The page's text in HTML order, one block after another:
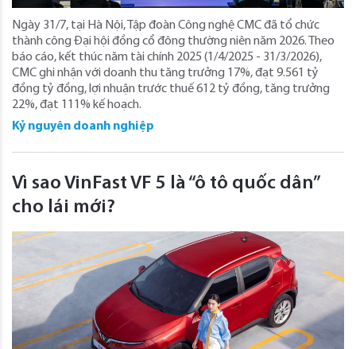
Ngày 31/7, tại Hà Nội, Tập đoàn Công nghệ CMC đã tổ chức
thành công Đại hội đồng cổ đông thường niên năm 2026. Theo
báo cáo, kết thúc năm tài chính 2025 (1/4/2025 - 31/3/2026),
CMC ghi nhận với doanh thu tăng trưởng 17%, đạt 9.561 tỷ
đồng tỷ đồng, lợi nhuận trước thuế 612 tỷ đồng, tăng trưởng
22%, đạt 111% kế hoạch.
Kỷ nguyên doanh nghiệp
Vì sao VinFast VF 5 là “ô tô quốc dân”
cho lái mới?